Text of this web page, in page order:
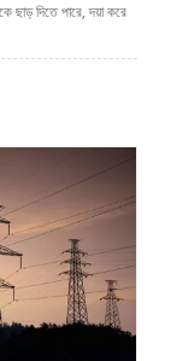
ছাড় দিতে পারে, দয়া করে